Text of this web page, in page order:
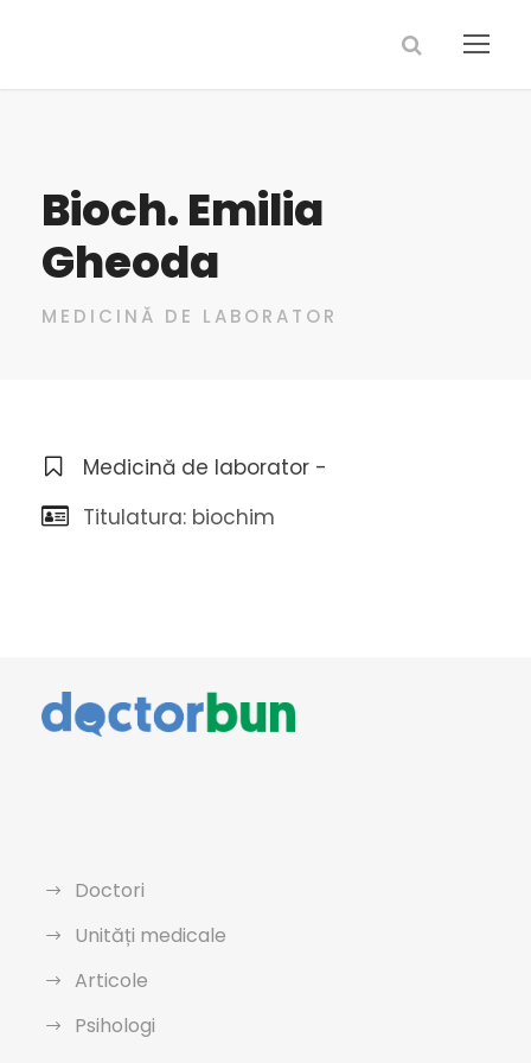
Bioch. Emilia
Gheoda
MEDICINĂ DE LABORATOR
Medicină de laborator -
Titulatura: biochim
Doctori
Unități medicale
Articole
Psihologi